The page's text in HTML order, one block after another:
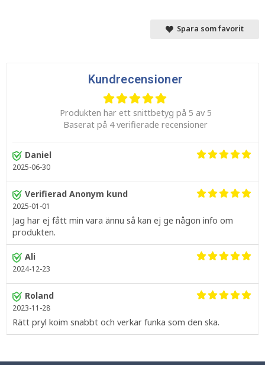
Spara som favorit
Kundrecensioner
Produkten har ett snittbetyg på 5 av 5
Baserat på 4 verifierade recensioner
Daniel
2025-06-30
Verifierad Anonym kund
2025-01-01
Jag har ej fått min vara ännu så kan ej ge någon info om
produkten.
Ali
2024-12-23
Roland
2023-11-28
Rätt pryl koim snabbt och verkar funka som den ska.